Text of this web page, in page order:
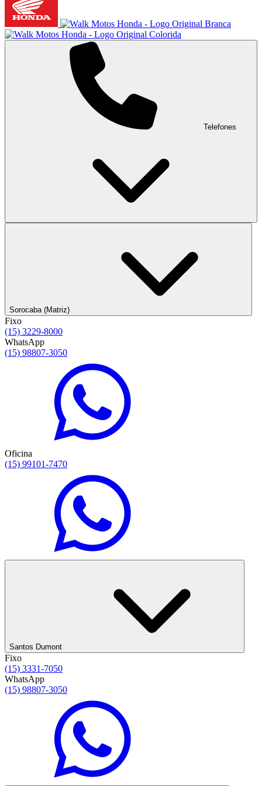
Telefones
Sorocaba (Matriz)
Fixo
(15) 3229-8000
WhatsApp
(15) 98807-3050
Oficina
(15) 99101-7470
Santos Dumont
Fixo
(15) 3331-7050
WhatsApp
(15) 98807-3050